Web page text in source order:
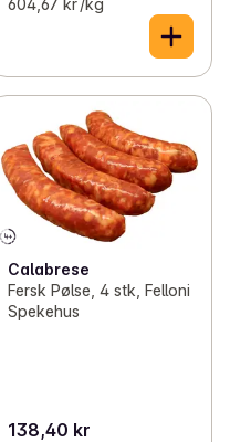
604,67 kr /kg
Calabrese
Fersk Pølse, 4 stk, Felloni
Spekehus
138,40 kr